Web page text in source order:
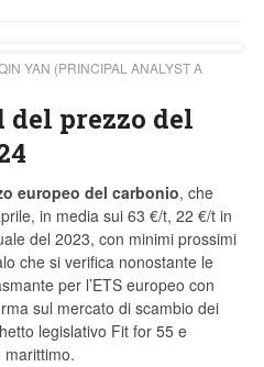
YAN (PRINCIPAL ANALYST A
prezzo del
europeo del carbonio, che
in media sui 63 €/t, 22 €/t in
del 2023, con minimi prossimi
che si verifica nonostante le
per l’ETS europeo con
sul mercato di scambio dei
legislativo Fit for 55 e
marittimo.